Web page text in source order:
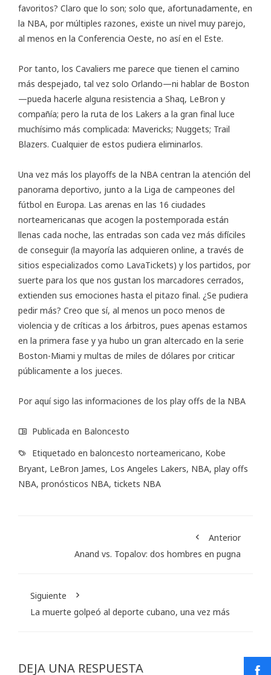
favoritos? Claro que lo son; solo que, afortunadamente, en
la NBA, por múltiples razones, existe un nivel muy parejo,
al menos en la Conferencia Oeste, no así en el Este.
Por tanto, los Cavaliers me parece que tienen el camino
más despejado, tal vez solo Orlando—ni hablar de Boston
—pueda hacerle alguna resistencia a Shaq, LeBron y
compañía; pero la ruta de los Lakers a la gran final luce
muchísimo más complicada: Mavericks; Nuggets; Trail
Blazers. Cualquier de estos pudiera eliminarlos.
Una vez más los playoffs de la NBA centran la atención del
panorama deportivo, junto a la Liga de campeones del
fútbol en Europa. Las arenas en las 16 ciudades
norteamericanas que acogen la postemporada están
llenas cada noche, las entradas son cada vez más difíciles
de conseguir (la mayoría las adquieren online, a través de
sitios especializados como LavaTickets) y los partidos, por
suerte para los que nos gustan los marcadores cerrados,
extienden sus emociones hasta el pitazo final. ¿Se pudiera
pedir más? Creo que sí, al menos un poco menos de
violencia y de críticas a los árbitros, pues apenas estamos
en la primera fase y ya hubo un gran altercado en la serie
Boston-Miami y multas de miles de dólares por criticar
públicamente a los jueces.
Por aquísigo las informaciones de los play offs de la NBA
Publicada en Baloncesto
Etiquetado en baloncesto norteamericano, Kobe
Bryant, LeBron James, Los Angeles Lakers, NBA, play offs
NBA, pronósticos NBA, tickets NBA
Anterior
Anand vs. Topalov: dos hombres en pugna
Siguiente
La muerte golpeó al deporte cubano, una vez más
DEJA UNA RESPUESTA